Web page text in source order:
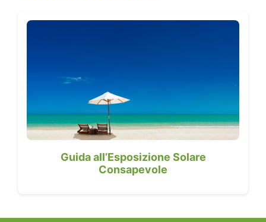
Guida all’Esposizione Solare
Consapevole